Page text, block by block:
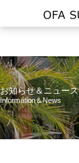
お知らせ＆ニュース
Information＆News